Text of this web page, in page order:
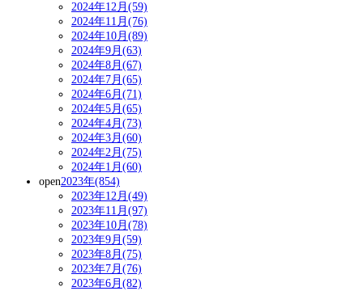
2024年12月(59)
2024年11月(76)
2024年10月(89)
2024年9月(63)
2024年8月(67)
2024年7月(65)
2024年6月(71)
2024年5月(65)
2024年4月(73)
2024年3月(60)
2024年2月(75)
2024年1月(60)
open2023年(854)
2023年12月(49)
2023年11月(97)
2023年10月(78)
2023年9月(59)
2023年8月(75)
2023年7月(76)
2023年6月(82)